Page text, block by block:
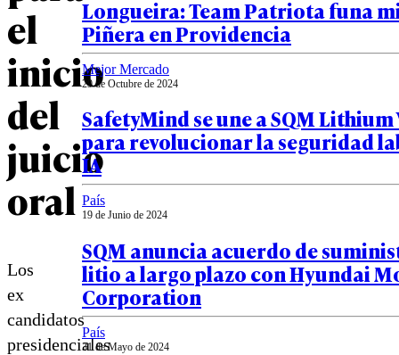
el
inicio
del
juicio
oral
Los
ex
candidatos
presidenciales
Longueira: Team Patriota funa
Piñera en Providencia
Mejor Mercado
29 de Octubre de 2024
SafetyMind se une a SQM
para revolucionar la seguridad
IA
País
19 de Junio de 2024
SQM anuncia acuerdo de
litio a largo plazo con Hyundai
Corporation
País
31 de Mayo de 2024